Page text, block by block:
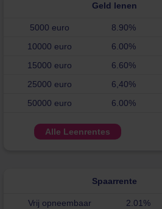
Geld lenen
5000 euro 8.90%
10000 euro
6.00%
15000 euro
6.60%
25000 euro
6,40%
50000 euro
6.00%
Alle Leenrentes
Spaarrente
Vrij opneembaar 2.01%